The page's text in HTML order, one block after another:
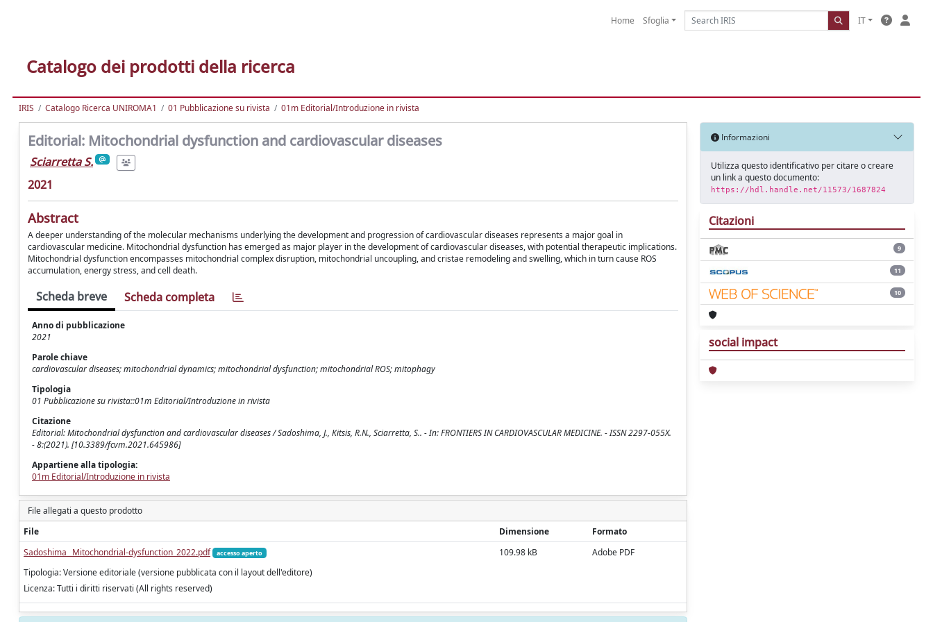
Home Sfoglia IT
Catalogo dei prodotti della ricerca
IRIS Catalogo Ricerca UNIROMA1 01 Pubblicazione su rivista 01m Editorial/Introduzione in rivista
Editorial: Mitochondrial dysfunction and cardiovascular diseases
Sciarretta S.
2021
Abstract
A deeper understanding of the molecular mechanisms underlying the development and progression of cardiovascular diseases represents a major goal in
cardiovascular medicine. Mitochondrial dysfunction has emerged as major player in the development of cardiovascular diseases, with potential therapeutic implications.
Mitochondrial dysfunction encompasses mitochondrial complex disruption, mitochondrial uncoupling, and cristae remodeling and swelling, which in turn cause ROS
accumulation, energy stress, and cell death.
Scheda breve Scheda completa
Anno di pubblicazione
2021
Parole chiave
cardiovascular diseases; mitochondrial dynamics; mitochondrial dysfunction; mitochondrial ROS; mitophagy
Tipologia
01 Pubblicazione su rivista::01m Editorial/Introduzione in rivista
Citazione
Editorial: Mitochondrial dysfunction and cardiovascular diseases / Sadoshima, J., Kitsis, R.N., Sciarretta, S.. - In: FRONTIERS IN CARDIOVASCULAR MEDICINE. - ISSN 2297-055X.
- 8:(2021). [10.3389/fcvm.2021.645986]
Appartiene alla tipologia:
01m Editorial/Introduzione in rivista
File allegati a questo prodotto
File
Dimensione
Formato
Sadoshima_ Mitochondrial-dysfunction_2022.pdf
accesso aperto
Tipologia: Versione editoriale (versione pubblicata con il layout dell'editore)
Licenza: Tutti i diritti riservati (All rights reserved)
109.98 kB Adobe PDF
Informazioni
Utilizza questo identificativo per citare o creare
un link a questo documento:
https://hdl.handle.net/11573/1687824
Citazioni
9
11
10
social impact